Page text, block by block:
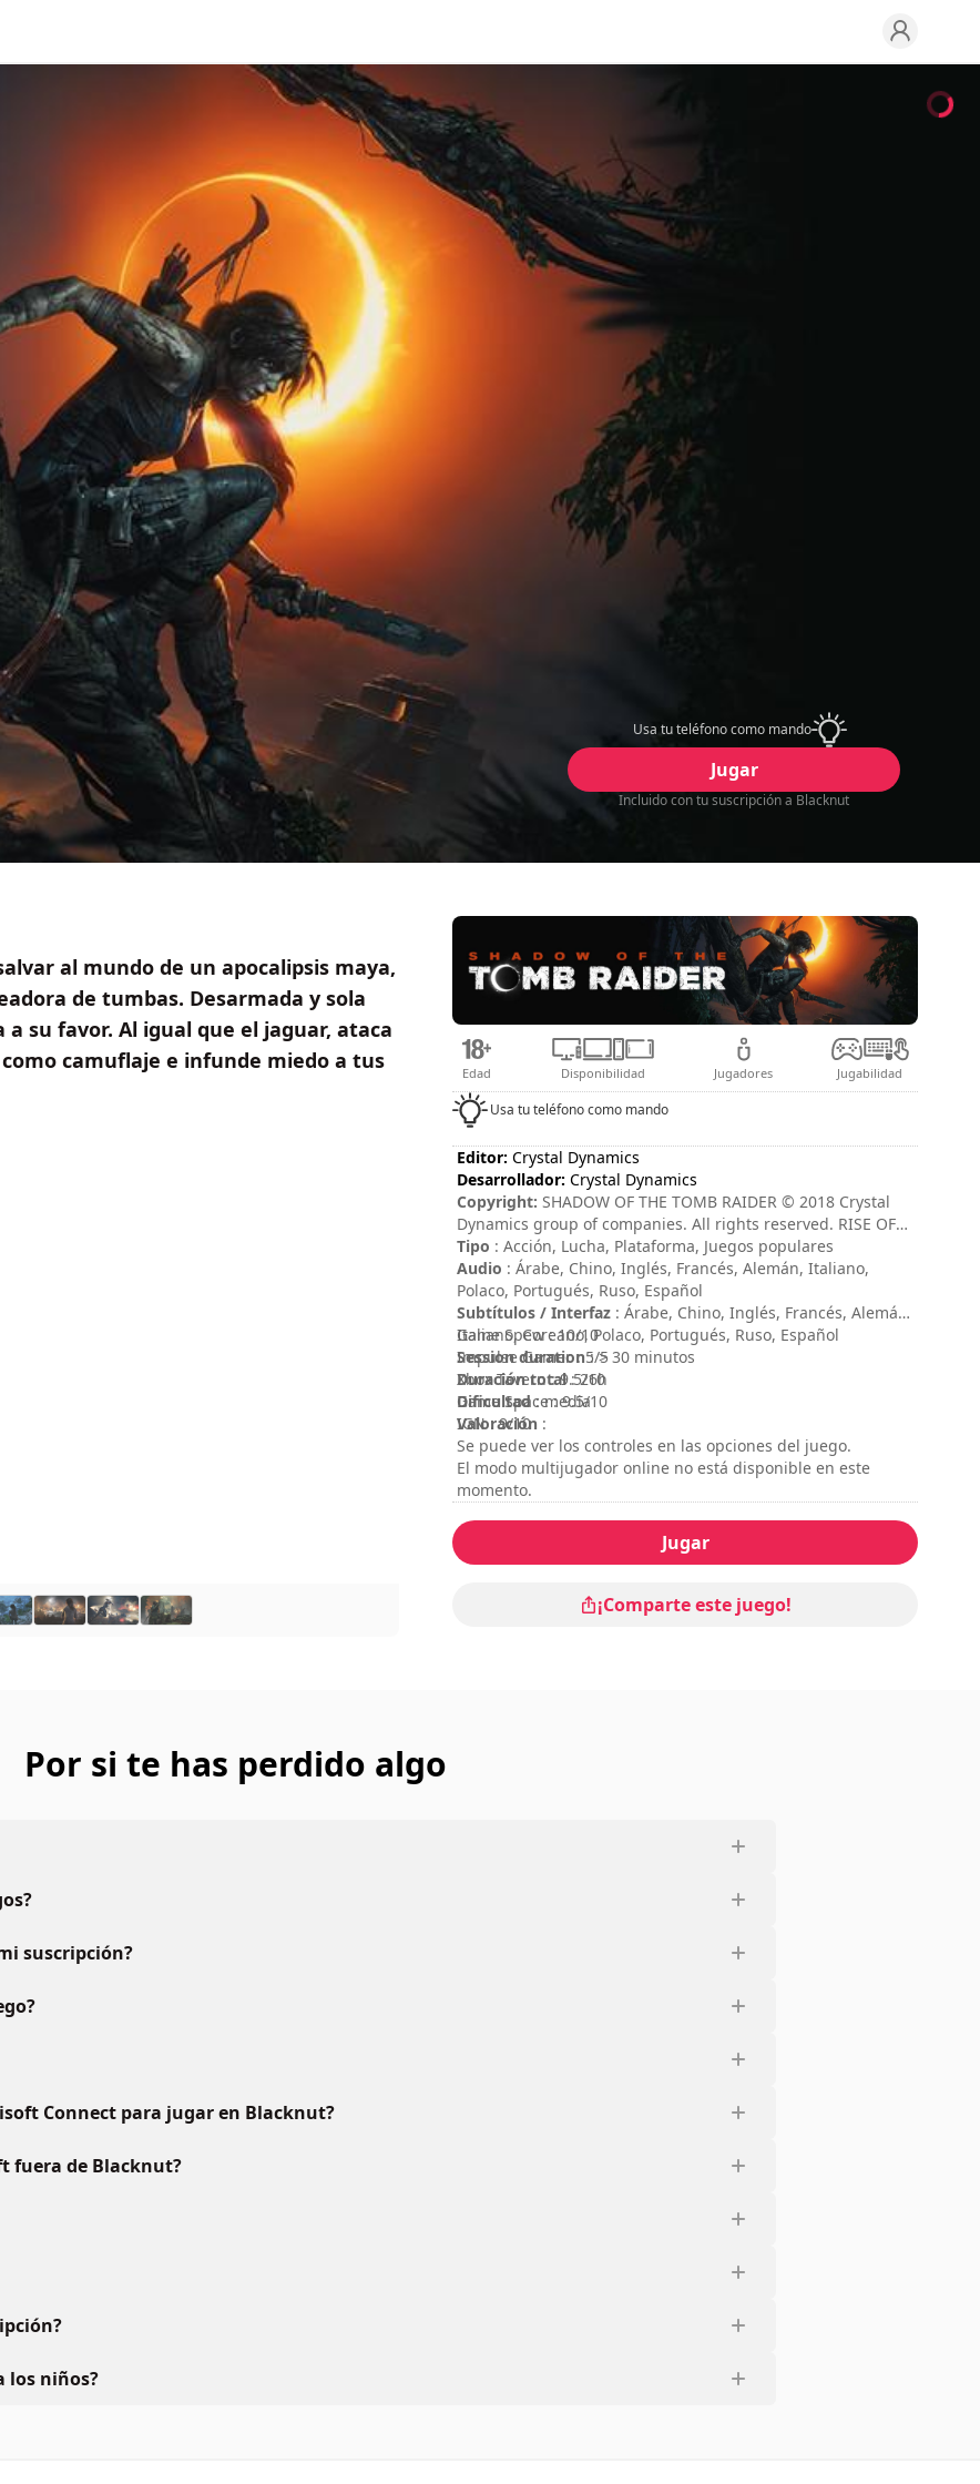
Usa tu teléfono como mando
Jugar
Incluido con tu suscripción a Blacknut
al mundo de un apocalipsis maya,
de tumbas. Desarmada y sola
su favor. Al igual que el jaguar, ataca
camuflaje e infunde miedo a tus
Edad Disponibilidad Jugadores Jugabilidad
Usa tu teléfono como mando
Editor: Crystal Dynamics
Desarrollador: Crystal Dynamics
Copyright: SHADOW OF THE TOMB RAIDER © 2018 Crystal
Dynamics group of companies. All rights reserved. RISE OF
THE TOMB RAIDER, TOMB RAIDER, LARA CROFT, CRYSTAL
DYNAMICS, the CRYSTAL DYNAMICS logo, EIDOS, and the
EIDOS logo are trademarks of the Crystal Dynamics and
Eidos Interactive Corp. group of companies.
Tipo : Acción, Lucha, Plataforma, Juegos populares
Audio : Árabe, Chino, Inglés, Francés, Alemán, Italiano,
Polaco, Portugués, Ruso, Español
Subtítulos / Interfaz : Árabe, Chino, Inglés, Francés, Alemán,
Italiano, Coreano, Polaco, Portugués, Ruso, Español
Session duration: > 30 minutos
Duración total: 26h
Dificultad: media
Valoración :
Game Spew : 10/10
Impulse Gamer : 5/5
Xbox Tavern : 9.5/10
Game Space : 9.5/10
IGN : 9/10
Se puede ver los controles en las opciones del juego.
El modo multijugador online no está disponible en este
momento.
Jugar
¡Comparte este juego!
Por si te has perdido algo
suscripción?
Connect para jugar en Blacknut?
fuera de Blacknut?
los niños?